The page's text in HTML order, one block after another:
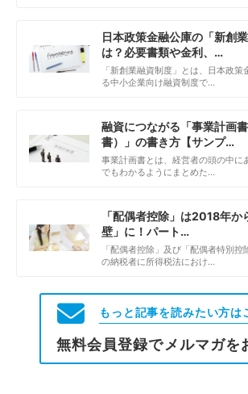
日本政策金融公庫の「新創
は？必要書類や金利、…
「新創業融資制度」とは、日本政
る中小企業向け融資制度で…
融資につながる「事業計画
書）」の書き方【サンプ…
事業計画書とは、経営者の頭の中に
でもわかるようにまとめた…
「配偶者控除」は2018年
壁」に！パート…
「配偶者控除」及び「配偶者特別
の納税者に所得税法におけ…
もっと記事を読みたい方は
無料会員登録でメルマガを